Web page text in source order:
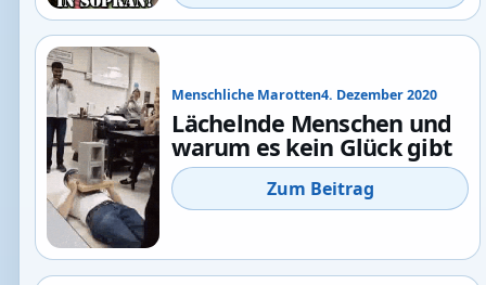
Menschliche Marotten4. Dezember 2020
Lächelnde Menschen und
warum es kein Glück gibt
Zum Beitrag